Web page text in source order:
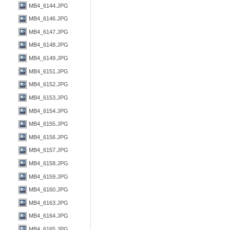
MB4_6144.JPG
MB4_6146.JPG
MB4_6147.JPG
MB4_6148.JPG
MB4_6149.JPG
MB4_6151.JPG
MB4_6152.JPG
MB4_6153.JPG
MB4_6154.JPG
MB4_6155.JPG
MB4_6156.JPG
MB4_6157.JPG
MB4_6158.JPG
MB4_6159.JPG
MB4_6160.JPG
MB4_6163.JPG
MB4_6164.JPG